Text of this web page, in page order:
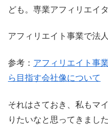
ども。専業アフィリエイ
アフィリエイト事業で法
参考： アフィリエイト事
ら目指す会社像について
それはさておき、私もマ
りたいなと思ってきました